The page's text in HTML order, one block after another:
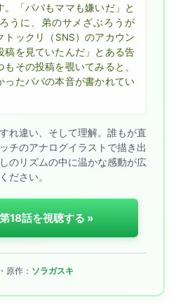
。「パパもママも嫌いだ」と
うに、弟のサメざぶろうが
トックリ（SNS）のアカウン
稿を見ていたんだ」とある告
その投稿を覗いてみると、
ったパパの本音が書かれてい
れ違い、そして理解。誰もが直
チのアナログイラストで描き出
のリズムの中に温かな感動が広
ださい。
18話を視聴する »
原作： ソラガスキ